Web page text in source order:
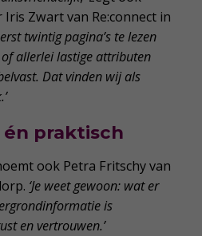
Zwart van Re:connect in
twintig pagina’s te lezen
allerlei lastige attributen
Dat vinden wij als
praktisch
ook Petra Fritschy van
‘Je weet gewoon: wat er
is
en vertrouwen.’